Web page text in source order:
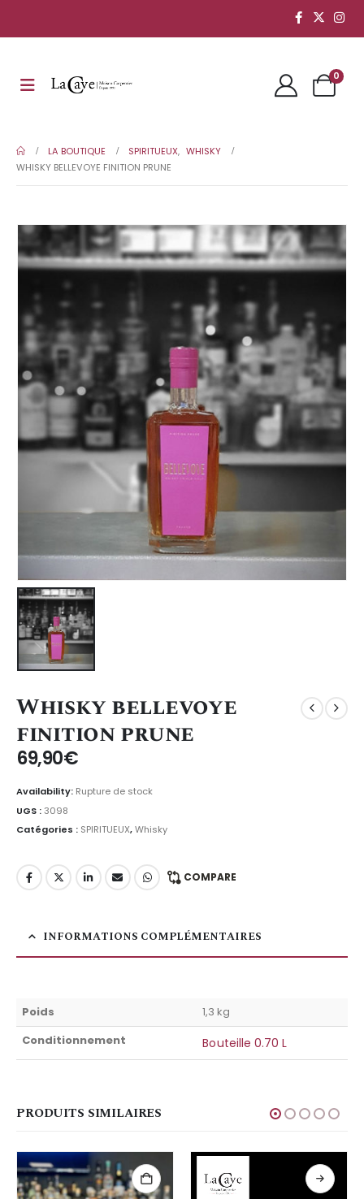
0
LA BOUTIQUE SPIRITUEUX, WHISKY
WHISKY BELLEVOYE FINITION PRUNE
Whisky bellevoye
finition prune
69,90€
Availability: Rupture de stock
UGS :3098
Catégories : SPIRITUEUX,Whisky
COMPARE
INFORMATIONS COMPLÉMENTAIRES
Poids
1,3 kg
Conditionnement
Bouteille 0.70 L
PRODUITS SIMILAIRES